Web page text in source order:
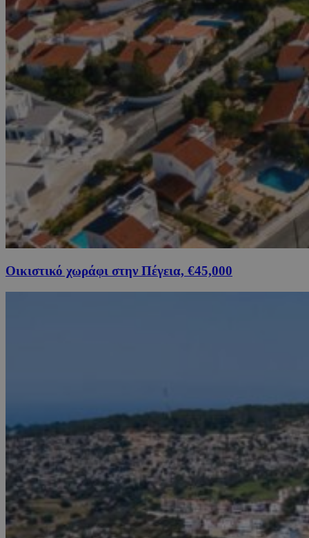
Οικιστικό χωράφι στην Πέγεια, €45,000